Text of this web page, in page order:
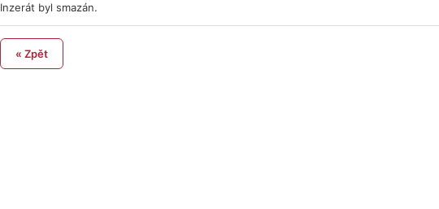
Inzerát byl smazán.
« Zpět